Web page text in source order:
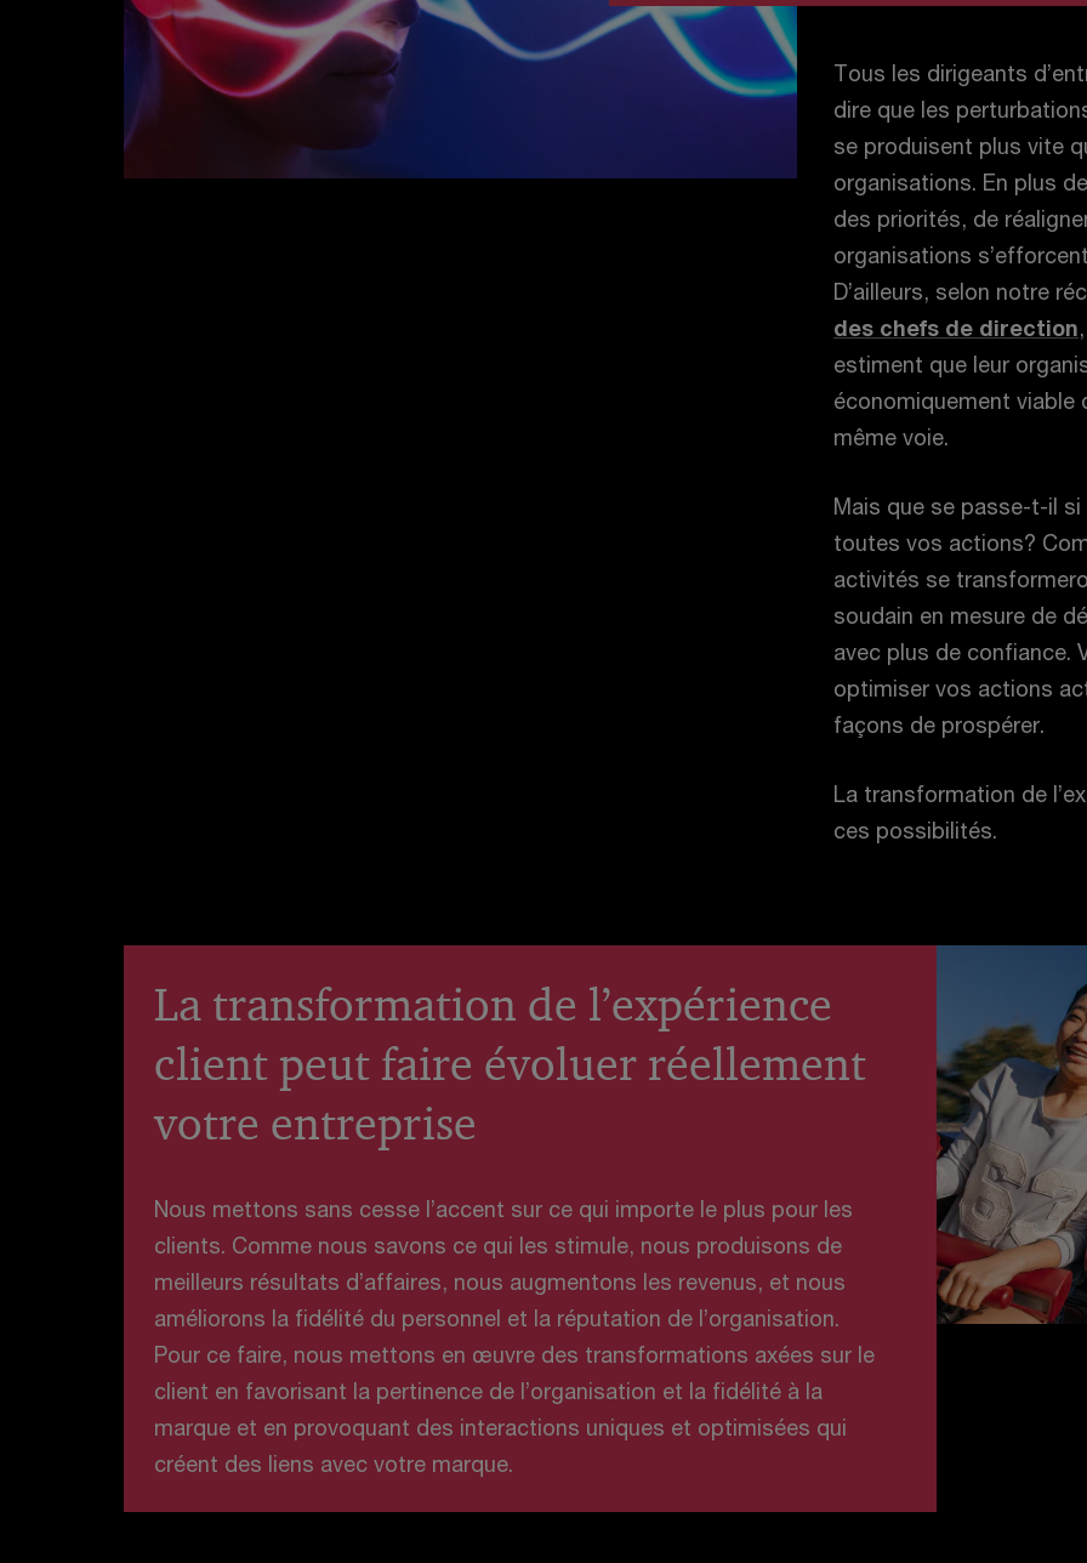
Tous les dirigeants
dire que les
se produisent plus vite
organisations. En plus
des priorités, de
organisations
D’ailleurs, selon notre
des chefs de direction
estiment que leur
économiquement viable
même voie.
Mais que se passe-t-il
toutes vos actions?
activités se
soudain en mesure de
avec plus de confiance.
optimiser vos actions
façons de prospérer.
La transformation de
ces possibilités.
La transformation de l’expérience
client peut faire évoluer réellement
votre entreprise
Nous mettons sans cesse l’accent sur ce qui importe le plus pour les
clients. Comme nous savons ce qui les stimule, nous produisons de
meilleurs résultats d’affaires, nous augmentons les revenus, et nous
améliorons la fidélité du personnel et la réputation de l’organisation.
Pour ce faire, nous mettons en œuvre des transformations axées sur le
client en favorisant la pertinence de l’organisation et la fidélité à la
marque et en provoquant des interactions uniques et optimisées qui
créent des liens avec votre marque.